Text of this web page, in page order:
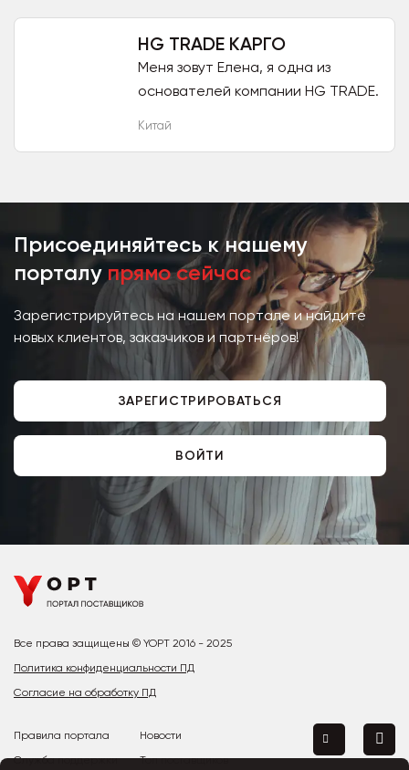
HG TRADE КАРГО
Меня зовут Елена, я одна из
основателей компании HG TRADE.
Китай
Присоединяйтесь к нашему
порталу прямо сейчас
Зарегистрируйтесь на нашем портале и найдите
новых клиентов, заказчиков и партнёров!
ЗАРЕГИСТРИРОВАТЬСЯ
ВОЙТИ
Все права защищены © YOPT 2016 - 2025
Политика конфиденциальности ПД
Согласие на обработку ПД
Правила портала
Служба поддержки
Новости
Топ поставщиков